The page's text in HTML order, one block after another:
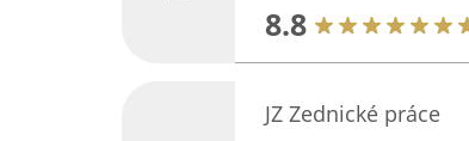
8.8
JZ Zednické práce